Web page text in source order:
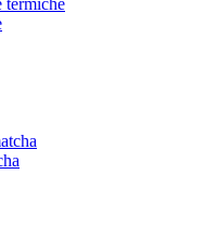
termiche